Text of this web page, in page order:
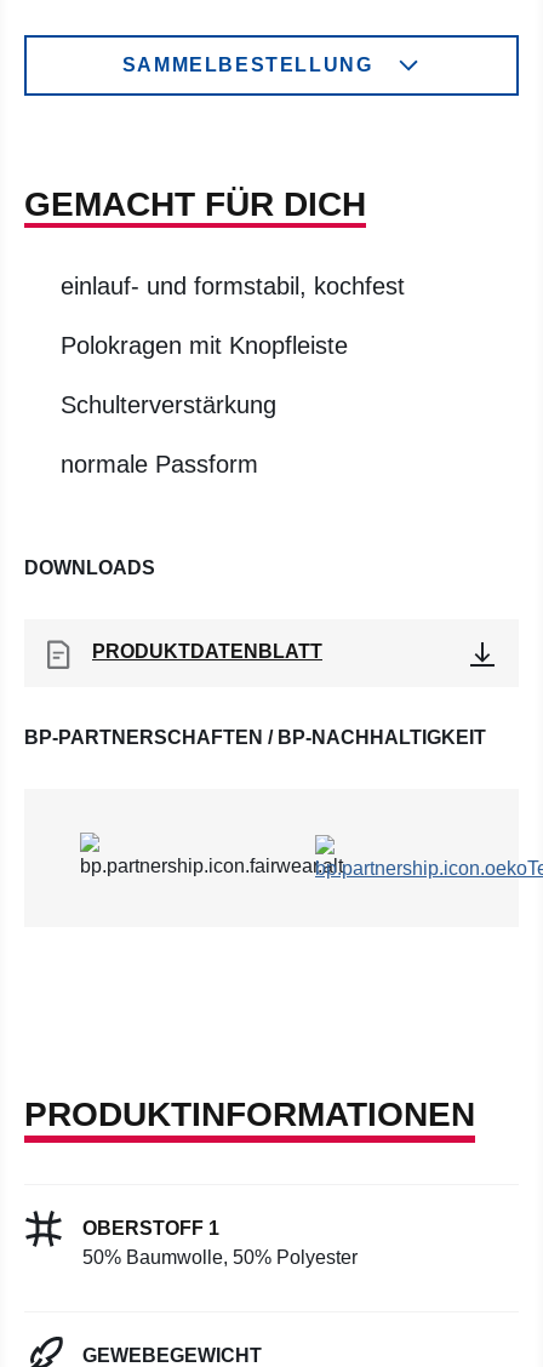
SAMMELBESTELLUNG
GEMACHT FÜR DICH
einlauf- und formstabil, kochfest
Polokragen mit Knopfleiste
Schulterverstärkung
normale Passform
DOWNLOADS
PRODUKTDATENBLATT
BP-PARTNERSCHAFTEN / BP-NACHHALTIGKEIT
PRODUKTINFORMATIONEN
OBERSTOFF 1
50% Baumwolle, 50% Polyester
GEWEBEGEWICHT